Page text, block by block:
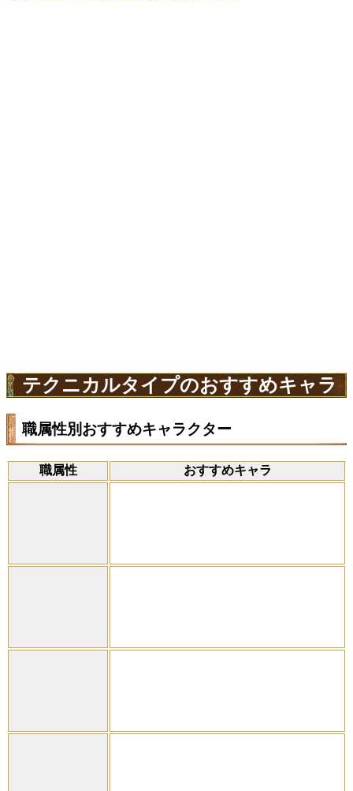
テクニカルタイプのおすすめキャラ
職属性別おすすめキャラクター
職属性 おすすめキャラ